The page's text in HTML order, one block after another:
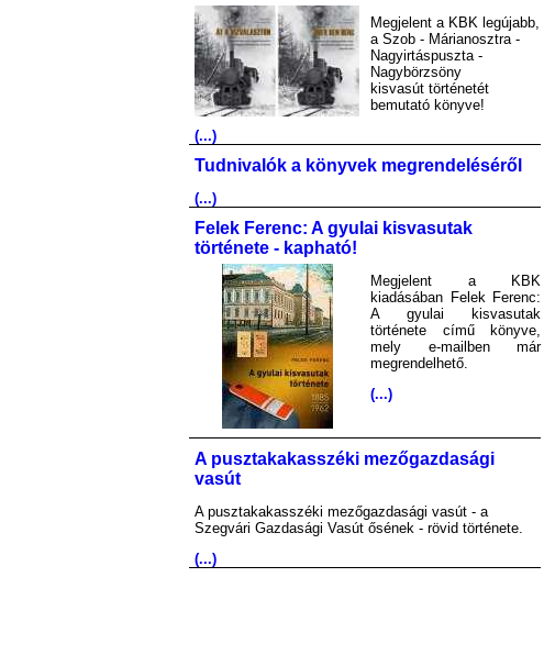
Megjelent a KBK legújabb,
a Szob - Márianosztra -
Nagyirtáspuszta -
Nagybörzsöny
kisvasút történetét
bemutató könyve!
(...)
Tudnivalók a könyvek megrendeléséről
(...)
Felek Ferenc: A gyulai kisvasutak
története - kapható!
Megjelent a KBK
kiadásában Felek Ferenc:
A gyulai kisvasutak
története című könyve,
mely e-mailben már
megrendelhető.
(...)
A pusztakakasszéki mezőgazdasági
vasút
A pusztakakasszéki mezőgazdasági vasút - a
Szegvári Gazdasági Vasút ősének - rövid története.
(...)